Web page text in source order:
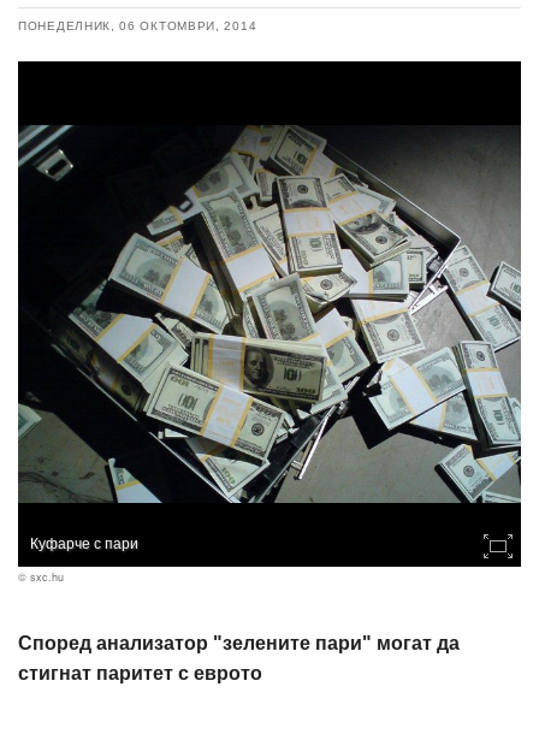
ПОНЕДЕЛНИК, 06 ОКТОМВРИ, 2014
Куфарче с пари
© sxc.hu
Според анализатор "зелените пари" могат да
стигнат паритет с еврото